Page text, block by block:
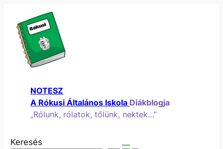
tartalomhoz
NOTESZ
A Rókusi Általános Iskola Diákblogja
„Rólunk, rólatok, tőlünk, nektek…”
Keresés